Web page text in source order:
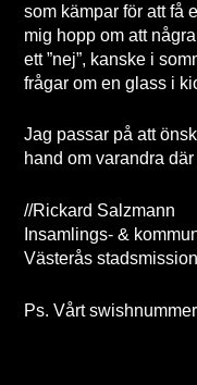
som kämpar för att få
mig hopp om att
ett ”nej”, kanske i
frågar om en glass i
Jag passar på att
hand om varandra där
//Rickard Salzmann
Insamlings- &
Västerås
Ps. Vårt